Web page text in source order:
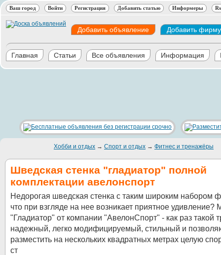
Ваш город Войти Регистрация Добавить статью Информеры
Добавить объявление Добавить фирму
Главная Статьи Все объявления Информация
Хобби и отдых → Спорт и отдых → Фитнес и тренажёры
Шведская стенка "гладиатор" полной
комплектации авелонспорт
Недорогая шведская стенка с таким широким набором
что при взгляде на нее возникает приятное удивление?
"Гладиатор" от компании "АвелонСпорт" - как раз такой
надежный, легко модифицируемый, стильный и
разместить на нескольких квадратных метрах целую
ст